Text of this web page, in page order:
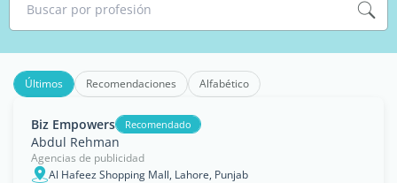
Buscar por profesión
Últimos Recomendaciones Alfabético
Biz Empowers Recomendado
Abdul Rehman
Agencias de publicidad
Al Hafeez Shopping Mall, Lahore, Punjab